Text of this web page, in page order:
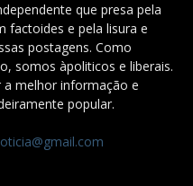
que presa pela
factoides e pela lisura e
postagens. Como
somos àpoliticos e liberais.
melhor informação e
popular.